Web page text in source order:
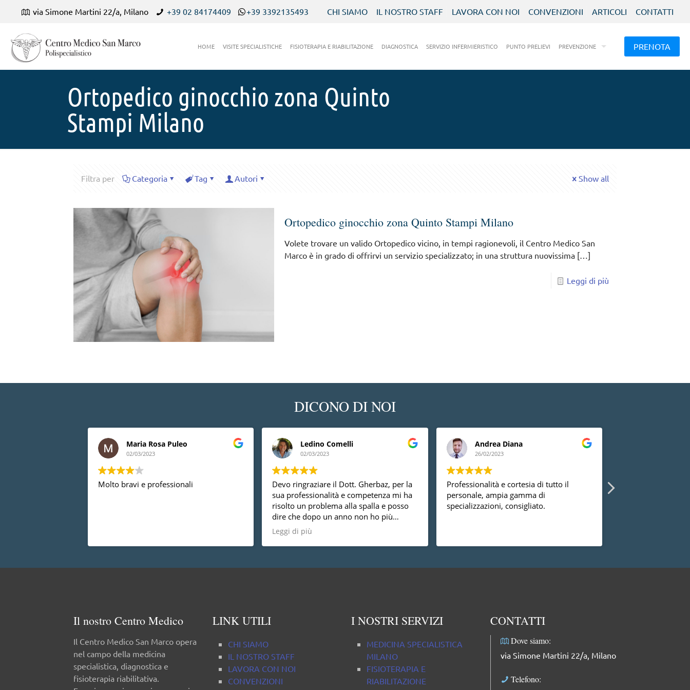
via Simone Martini 22/a, Milano +39 02 84174409 +39 3392135493 CHI SIAMO IL NOSTRO STAFF LAVORA CON NOI CONVENZIONI ARTICOLI CONTATTI
HOME VISITE SPECIALISTICHE FISIOTERAPIA E RIABILITAZIONE DIAGNOSTICA SERVIZIO INFERMIERISTICO PUNTO PRELIEVI PREVENZIONE PRENOTA
Ortopedico ginocchio zona Quinto
Stampi Milano
Filtra per Categoria Tag Autori Show all
Ortopedico ginocchio zona Quinto Stampi Milano
Volete trovare un valido Ortopedico vicino, in tempi ragionevoli, il Centro Medico San
Marco è in grado di offrirvi un servizio specializzato; in una struttura nuovissima […]
Leggi di più
DICONO DI NOI
Maria Rosa Puleo
02/03/2023
Molto bravi e professionali
Ledino Comelli
02/03/2023
Devo ringraziare il Dott. Gherbaz, per la
sua professionalità e competenza mi ha
risolto un problema alla spalla e posso
dire che dopo un anno non ho più
nessun dolore, vorrei anche dire che è
una persona molto disponibile cosa non
da tutti.
Leggi di più
Andrea Diana
26/02/2023
Professionalità e cortesia di tutto il
personale, ampia gamma di
specializzazioni, consigliato.
Il nostro Centro Medico
Il Centro Medico San Marco opera
nel campo della medicina
specialistica, diagnostica e
fisioterapia riabilitativa.
LINK UTILI
CHI SIAMO
IL NOSTRO STAFF
LAVORA CON NOI
CONVENZIONI
I NOSTRI SERVIZI
MEDICINA SPECIALISTICA
MILANO
FISIOTERAPIA E
RIABILITAZIONE
CONTATTI
Dove siamo:
via Simone Martini 22/a, Milano
Telefono: